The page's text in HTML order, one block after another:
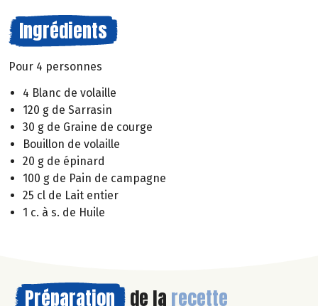
Ingrédients
Pour 4 personnes
4 Blanc de volaille
120 g de Sarrasin
30 g de Graine de courge
Bouillon de volaille
20 g de épinard
100 g de Pain de campagne
25 cl de Lait entier
1 c. à s. de Huile
Préparation de la recette